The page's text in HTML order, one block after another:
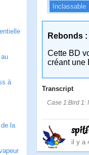
à
la
Inclassable
Rebonds :
Cette BD
créant une
Transcript
Case 1:Bird 1:
il y a